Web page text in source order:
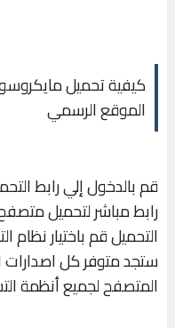
كيفية تحميل
الموقع الرسمي
قم بالدخول إلي رابط
رابط مباشر لتحميل
التحميل قم باختيار
ستجد متوفر كل اصدارات
المتصفح لجميع أنظمة